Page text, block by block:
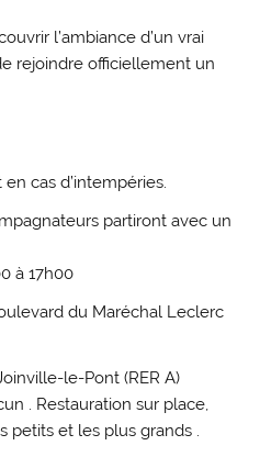
l’ambiance d’un vrai
rejoindre officiellement un
cas d’intempéries.
partiront avec un
à 17h00
du Maréchal Leclerc
le-Pont (RER A)
. Restauration sur place,
petits et les plus grands .